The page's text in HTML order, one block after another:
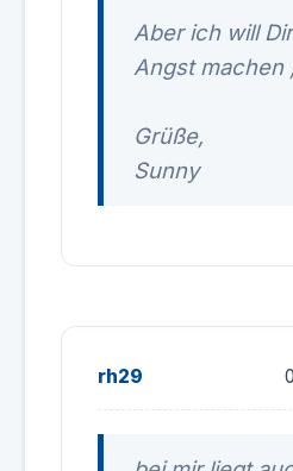
Aber ich will
Angst machen
Grüße,
Sunny
rh29